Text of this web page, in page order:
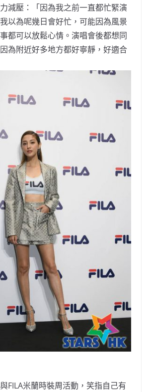
減壓：「因為我之前一直都忙緊演
以為呢幾日會好忙，可能因為風景
都可以放鬆心情。演唱會後都想同
為附近好多地方都好寧靜，好適合
FILA米蘭時裝周活動，笑指自己有